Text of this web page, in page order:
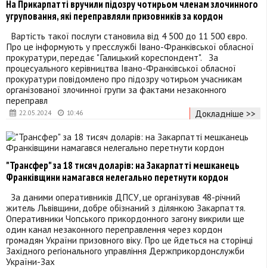
22.05.2024 10:46
На Прикарпатті вручили підозру чотирьом членам злочинного
угруповання, які переправляли призовників за кордон
Вартість такої послуги становила від 4 500 до 11 500 євро.
Про це інформують у пресслужбі Івано-Франківської обласної
прокуратури, передає "Галицький кореспондент". За
процесуального керівництва Івано-Франківської обласної
прокуратури повідомлено про підозру чотирьом учасникам
організованої злочинної групи за фактами незаконного
переправл
Докладніше >>
"Трансфер" за 18 тисяч доларів: на Закарпатті мешканець
Франківщини намагався нелегально перетнути кордон
За даними оперативників ДПСУ, це організував 48-річний
житель Львівщини, добре обізнаний з ділянкою Закарпаття.
Оперативники Чопського прикордонного загону викрили ще
один канал незаконного переправлення через кордон
громадян України призовного віку. Про це йдеться на сторінці
Західного регіонального управління Держприкордонслужби
України-Зах